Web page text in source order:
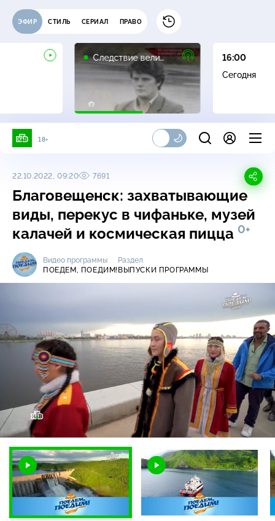
ЭФИР СТИЛЬ СЕРИАЛ ПРАВО
Следствие вели…
16+
16:00
Сегодня
18+
22.10.2022, 09:20 7691
Благовещенск: захватывающие
виды, перекус в чифаньке, музей
калачей и космическая пицца 0+
Видео программы
ПОЕДЕМ, ПОЕДИМ!
Раздел
ВЫПУСКИ ПРОГРАММЫ
Загрузка: